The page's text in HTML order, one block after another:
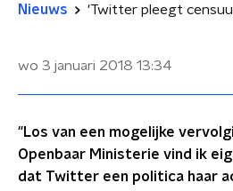
Nieuws 'Twitter pleegt
wo 3 januari 2018 13:34
"Los van een mogelijke
Openbaar Ministerie vind ik
dat Twitter een politica haar